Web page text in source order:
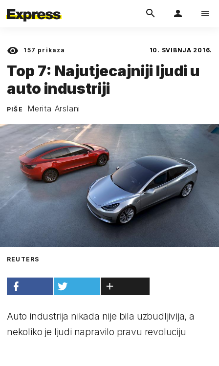
157 prikaza 10. SVIBNJA 2016.
Top 7: Najutjecajniji ljudi u
auto industriji
PIŠE Merita Arslani
REUTERS
Auto industrija nikada nije bila uzbudljivija, a
nekoliko je ljudi napravilo pravu revoluciju